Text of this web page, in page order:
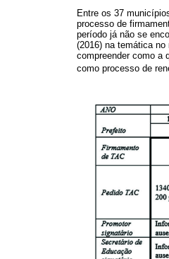
Entre os 37
processo de
período já não se
(2016) na temática
compreender como a
como processo de